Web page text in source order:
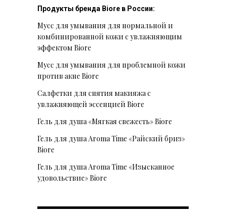
Продукты бренда Biore в России:
Мусс для умывания для нормальной и
комбинированной кожи с увлажняющим
эффектом Biore
Мусс для умывания для проблемной кожи
против акне Biore
Салфетки для снятия макияжа с
увлажняющей эссенцией Biore
Гель для душа «Мягкая свежесть» Biore
Гель для душа Aroma Time «Райский бриз»
Biore
Гель для душа Aroma Time «Изысканное
удовольствие» Biore